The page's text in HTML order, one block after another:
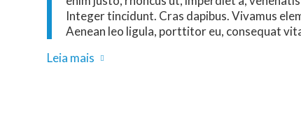
Integer tincidunt. Cras dapibus. Vivamus
Aenean leo ligula, porttitor eu, consequat
Leia mais